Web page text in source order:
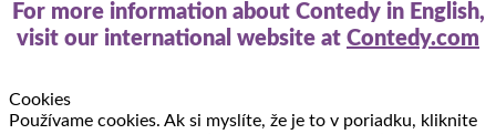
For more information about Contedy in English,
visit our international website at Contedy.com
Cookies
Používame cookies. Ak si myslíte, že je to v poriadku, kliknite